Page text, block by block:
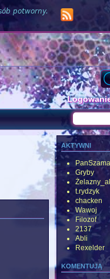
potworny.
aktywni
Gryby
t.rydzyk
chacken
Wawoj
Filozof
2137
Abli
Rexelder
komentują